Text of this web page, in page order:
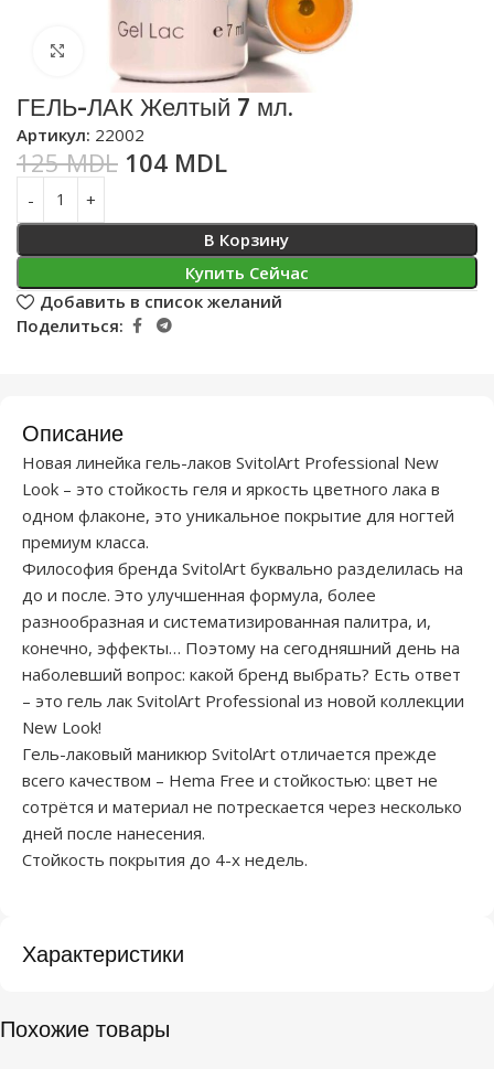
Нажмите, чтобы увеличить
ГЕЛЬ-ЛАК Желтый 7 мл.
Артикул: 22002
125MDL 104 MDL
В Корзину
Купить Сейчас
Добавить в список желаний
Поделиться:
Описание
Новая линейка гель-лаков SvitolArt Professional New
Look – это стойкость геля и яркость цветного лака в
одном флаконе, это уникальное покрытие для ногтей
премиум класса.
Философия бренда SvitolArt буквально разделилась на
до и после. Это улучшенная формула, более
разнообразная и систематизированная палитра, и,
конечно, эффекты… Поэтому на сегодняшний день на
наболевший вопрос: какой бренд выбрать? Есть ответ
– это гель лак SvitolArt Professional из новой коллекции
New Look!
Гель-лаковый маникюр SvitolArt отличается прежде
всего качеством – Hema Free и стойкостью: цвет не
сотрётся и материал не потрескается через несколько
дней после нанесения.
Стойкость покрытия до 4-х недель.
Характеристики
Похожие товары